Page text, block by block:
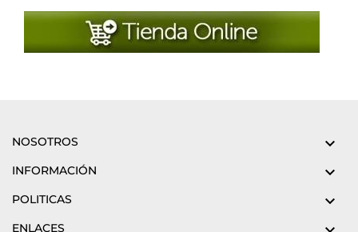
NOSOTROS 
INFORMACIÓN 
POLITICAS 
ENLACES